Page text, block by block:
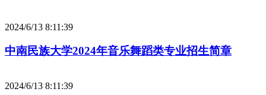
2024/6/13 8:11:39
中南民族大学2024年音乐舞蹈类专业招生简章
2024/6/13 8:11:39